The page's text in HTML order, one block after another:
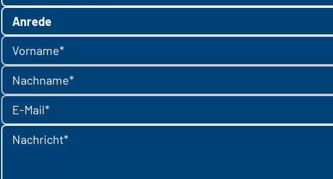
Anrede
Vorname*
Nachname*
E-Mail*
Nachricht*